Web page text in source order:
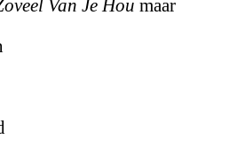
Van Je Hou maar